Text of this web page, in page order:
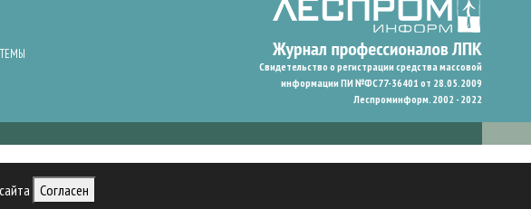
Согласен
Свидетельство о регистрации средства массовой
информации ПИ №ФС77-36401 от 28.05.2009
Леспроминформ. 2002 - 2022
Cookies помогают нам запомнить ваши предпочтения и улучшить пользовательский